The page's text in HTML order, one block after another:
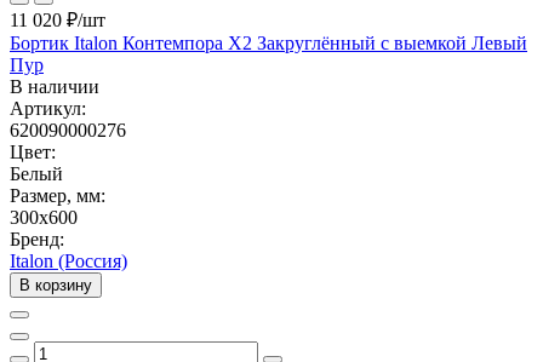
11 020 ₽/шт
Бортик Italon Контемпора X2 Закруглённый с выемкой Левый
Пур
В наличии
Артикул:
620090000276
Цвет:
Белый
Размер, мм:
300x600
Бренд:
Italon (Россия)
В корзину